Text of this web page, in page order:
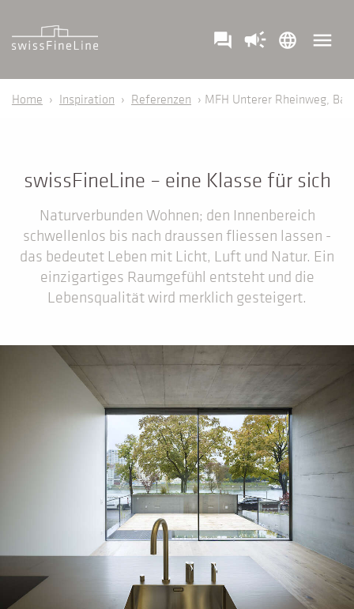
question_answer campaign language menu
Home › Inspiration › Referenzen › MFH Unterer Rheinweg,
swissFineLine – eine Klasse für sich
Naturverbunden Wohnen; den Innenbereich
schwellenlos bis nach draussen fliessen lassen -
das bedeutet Leben mit Licht, Luft und Natur. Ein
einzigartiges Raumgefühl entsteht und die
Lebensqualität wird merklich gesteigert.